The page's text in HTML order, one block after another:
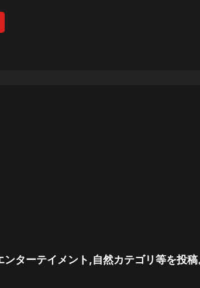
ターテイメント,自然カテゴリ等を投